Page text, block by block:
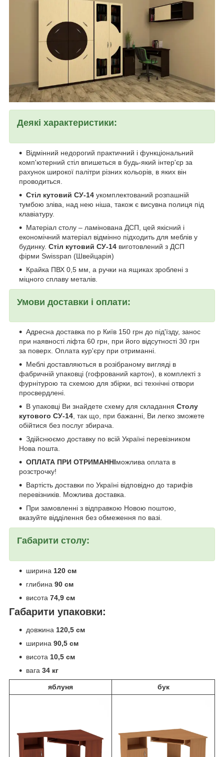
Деякі характеристики:
Відмінний недорогий практичний і функціональний
комп'ютерний стіл впишеться в будь-який інтер'єр за
рахунок широкої палітри різних кольорів, в яких він
проводиться.
Стіл кутовий СУ-14 укомплектований розпашній
тумбою зліва, над нею ніша, також є висувна полиця під
клавіатуру.
Матеріал столу – ламінована ДСП, цей якісний і
економічний матеріал відмінно підходить для меблів у
будинку. Стіл кутовий СУ-14 виготовлений з ДСП
фірми Swisspan (Швейцарія)
Крайка ПВХ 0,5 мм, а ручки на ящиках зроблені з
міцного сплаву металів.
Умови доставки і оплати:
Адресна доставка по р Київ 150 грн до під'їзду, занос
при наявності ліфта 60 грн, при його відсутності 30 грн
за поверх. Оплата кур'єру при отриманні.
Меблі доставляються в розібраному вигляді в
фабричній упаковці (гофрований картон), в комплекті з
фурнітурою та схемою для збірки, всі технічні отвори
просвердлені.
В упаковці Ви знайдете схему для складання Столу
кутового СУ-14, так що, при бажанні, Ви легко зможете
обійтися без послуг збирача.
Здійснюємо доставку по всій Україні перевізником
Нова пошта.
ОПЛАТА ПРИ ОТРИМАННІможлива оплата в
розстрочку!
Вартість доставки по Україні відповідно до тарифів
перевізників. Можлива доставка.
При замовленні з відправкою Новою поштою,
вказуйте відділення без обмеження по вазі.
Габарити столу:
ширина 120 см
глибина 90 см
висота 74,9 см
Габарити упаковки:
довжина 120,5 см
ширина 90,5 см
висота 10,5 см
вага 34 кг
яблуня бук